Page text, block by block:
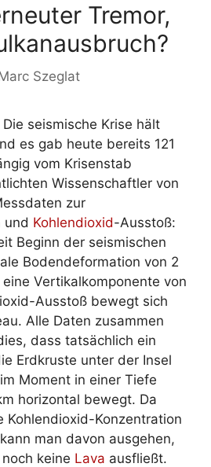
Tremor,
Szeglat
Die seismische Krise hält
es gab heute bereits 121
vom Krisenstab
Wissenschaftler von
zur
und Kohlendioxid-Ausstoß:
Beginn der seismischen
Bodendeformation von 2
Vertikalkomponente von
Ausstoß bewegt sich
Alle Daten zusammen
dass tatsächlich ein
Erdkruste unter der Insel
Moment in einer Tiefe
horizontal bewegt. Da
Kohlendioxid-Konzentration
man davon ausgehen,
keine Lava ausfließt.